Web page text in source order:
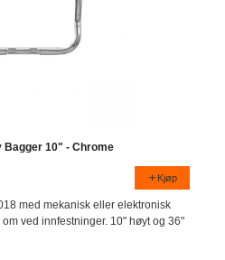
Bagger 10" - Chrome
Kjøp
med mekanisk eller elektronisk
ved innfestninger. 10" høyt og 36"